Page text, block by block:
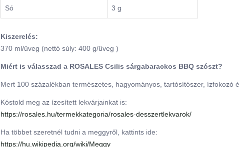
Só 3 g
Kiszerelés:
370 ml/üveg (nettó súly: 400 g/üveg )
Miért is válasszad a ROSALES Csilis sárgabarackos BBQ szószt?
Mert 100 százalékban természetes, hagyományos, tartósítószer, ízfokozó
Kóstold meg az ízesített lekvárjainkat is:
https://rosales.hu/termekkategoria/rosales-desszertlekvarok/
Ha többet szeretnél tudni a meggyről, kattints ide:
https://hu.wikipedia.org/wiki/Meggy